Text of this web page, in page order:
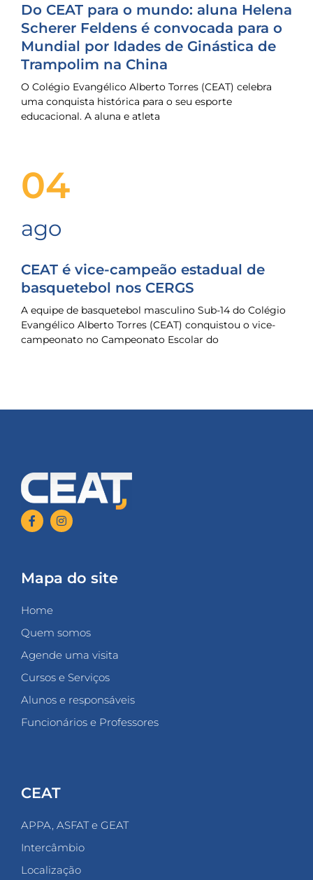
Do CEAT para o mundo: aluna Helena
Scherer Feldens é convocada para o
Mundial por Idades de Ginástica de
Trampolim na China
O Colégio Evangélico Alberto Torres (CEAT) celebra
uma conquista histórica para o seu esporte
educacional. A aluna e atleta
04
ago
CEAT é vice-campeão estadual de
basquetebol nos CERGS
A equipe de basquetebol masculino Sub-14 do Colégio
Evangélico Alberto Torres (CEAT) conquistou o vice-
campeonato no Campeonato Escolar do
Mapa do site
Home
Quem somos
Agende uma visita
Cursos e Serviços
Alunos e responsáveis
Funcionários e Professores
CEAT
APPA, ASFAT e GEAT
Intercâmbio
Localização